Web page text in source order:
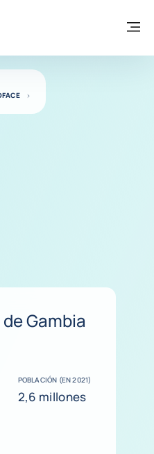
TRADE
Gambia
POBLACIÓN (EN 2021)
2,6 millones